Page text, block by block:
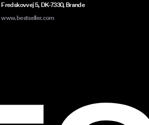
Fredskovvej 5, DK-7330, Brande
www.bestseller.com